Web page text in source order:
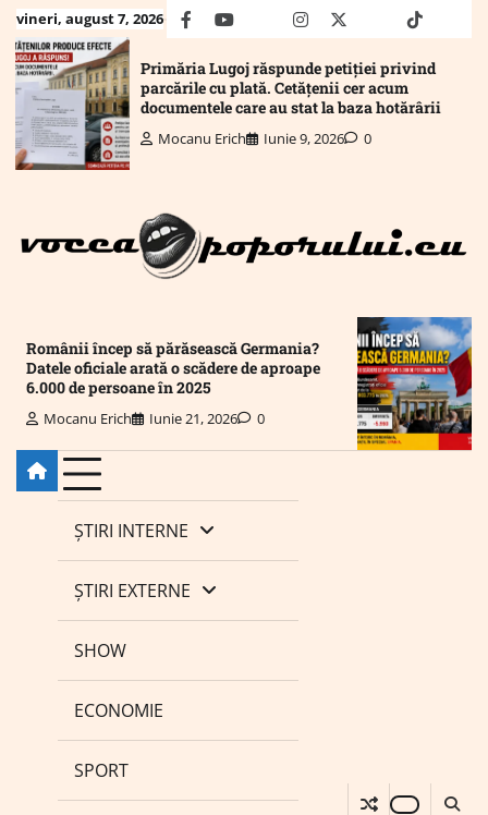
Skip
to
content
vineri, august 7, 2026 facebookyoutubeMailinstagram
twitter truthtiktok
Primăria Lugoj răspunde petiției privind
parcările cu plată. Cetățenii cer acum
documentele care au stat la baza hotărârii
Mocanu Erich Iunie 9, 2026 0
Românii încep să părăsească Germania?
Datele oficiale arată o scădere de aproape
6.000 de persoane în 2025
Mocanu Erich Iunie 21, 2026 0
ȘTIRI INTERNE
ȘTIRI EXTERNE
SHOW
ECONOMIE
SPORT